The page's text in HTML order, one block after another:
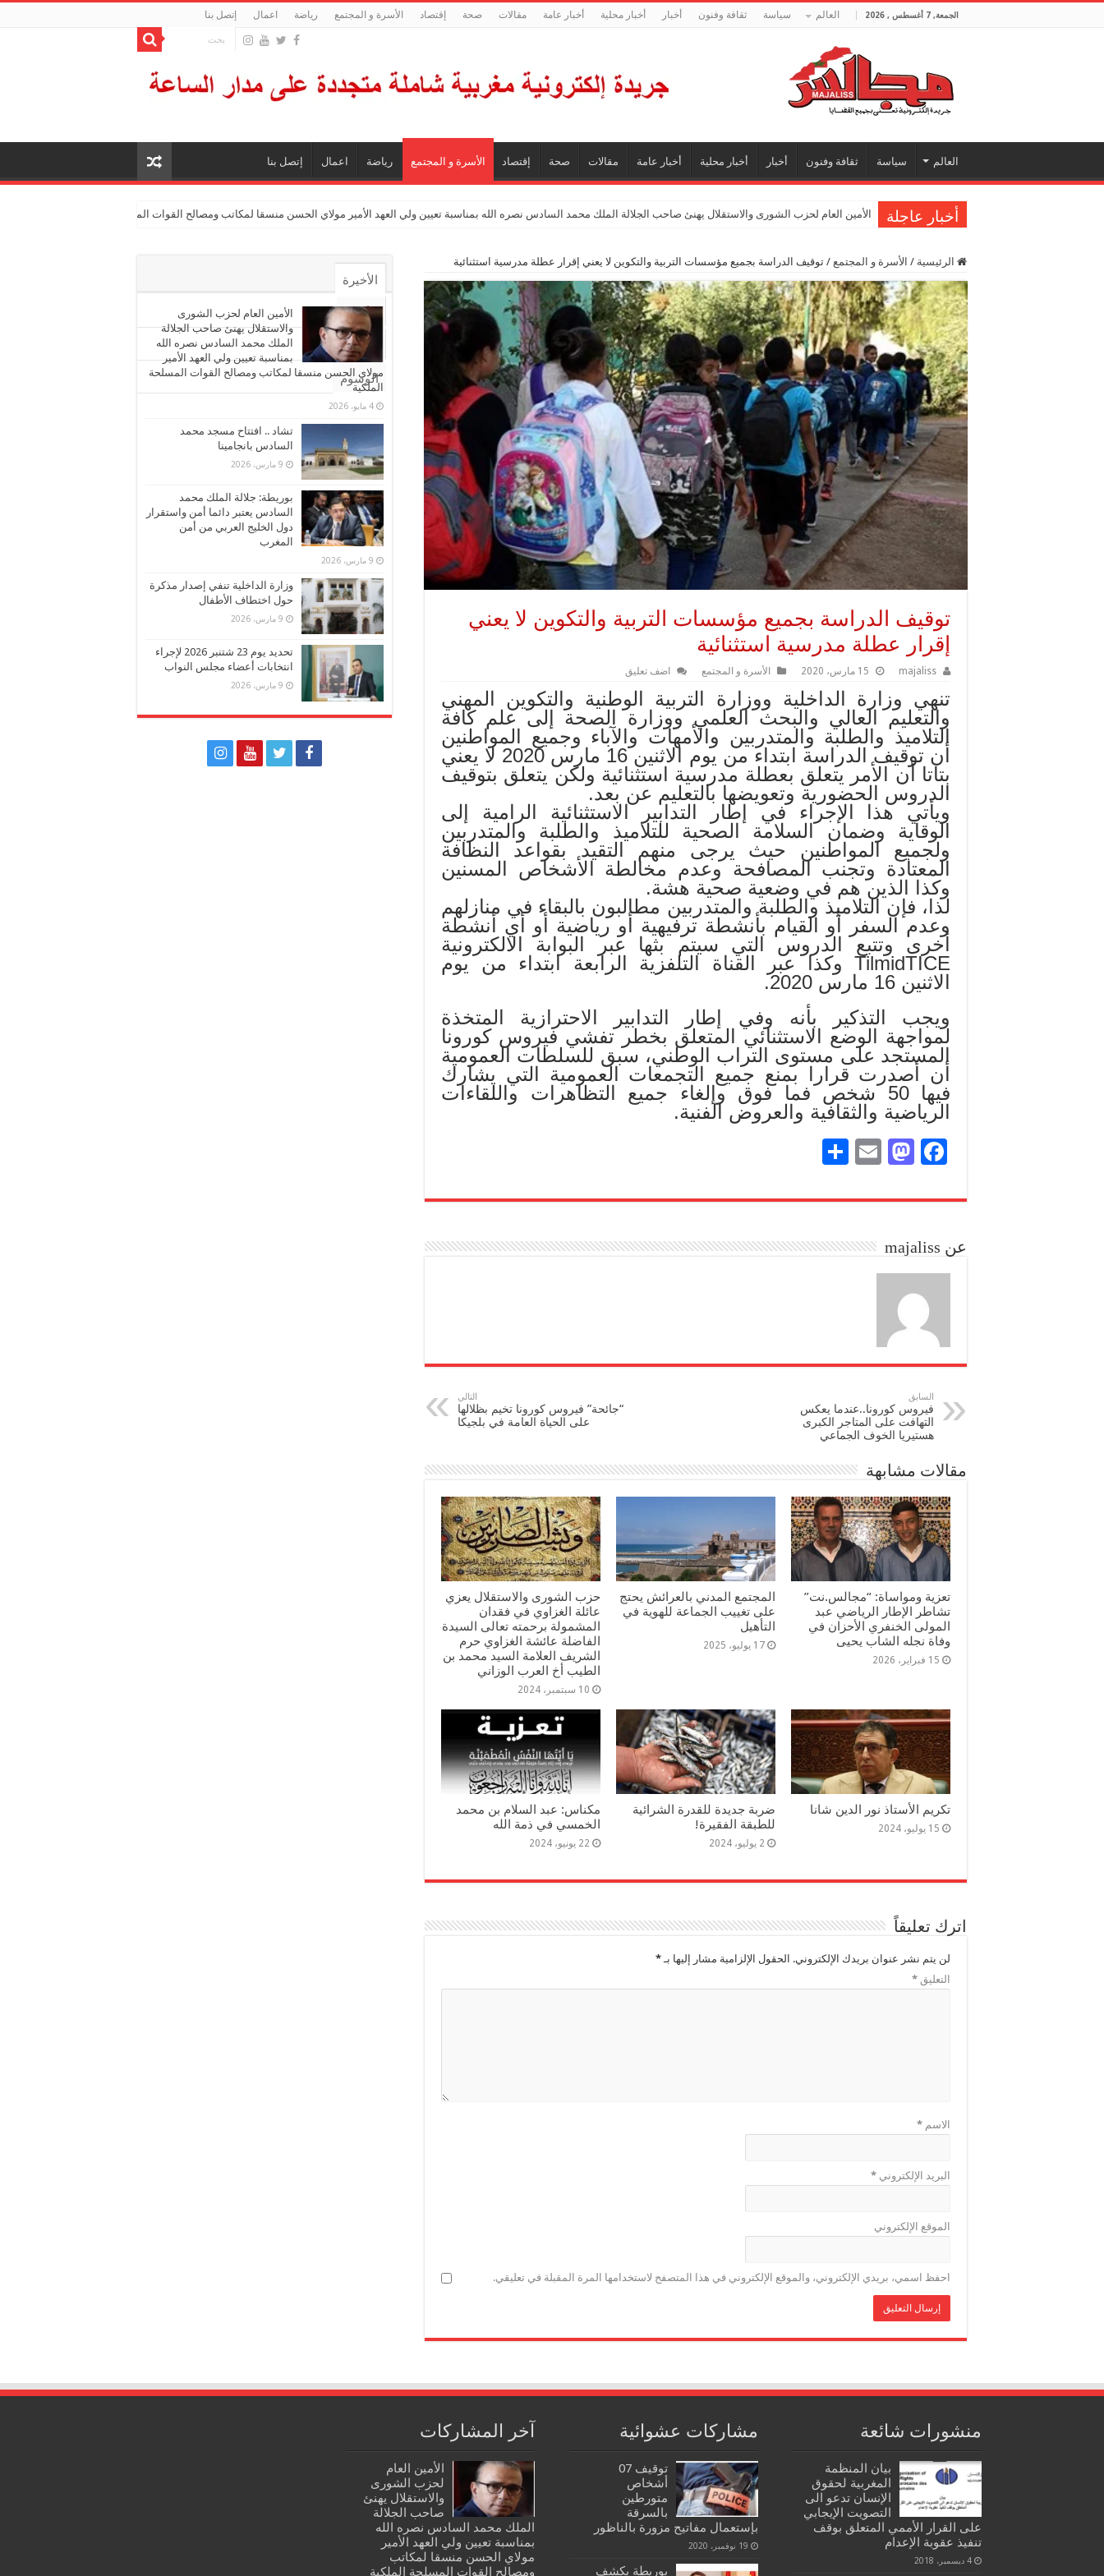
الجمعة, 7 أغسطس , 2026 العالم سياسة ثقافة وفنون أخبار أخبار محلية أخبار عامة مقالات صحة إقتصاد الأسرة و المجتمع رياضة اعمال إتصل بنا
العالم سياسة ثقافة وفنون أخبار أخبار محلية أخبار عامة مقالات صحة إقتصاد الأسرة و المجتمع رياضة اعمال إتصل بنا
أخبار عاجلة الأمين العام لحزب الشورى والاستقلال يهنئ صاحب الجلالة الملك محمد السادس نصره الله بمناسبة تعيين ولي العهد الأمير مولاي الحسن منسقا لمكاتب ومصالح القوات المسلحة الملكية
الرئيسية / الأسرة و المجتمع / توقيف الدراسة بجميع مؤسسات التربية والتكوين لا يعني إقرار عطلة مدرسية استثنائية
توقيف الدراسة بجميع مؤسسات التربية والتكوين لا يعني
إقرار عطلة مدرسية استثنائية
majaliss 15 مارس، 2020 الأسرة و المجتمع اضف تعليق
تنهي وزارة الداخلية ووزارة التربية الوطنية والتكوين المهني
والتعليم العالي والبحث العلمي ووزارة الصحة إلى علم كافة
التلاميذ والطلبة والمتدربين والأمهات والآباء وجميع المواطنين
أن توقيف الدراسة ابتداء من يوم الاثنين 16 مارس 2020 لا يعني
بتاتا أن الأمر يتعلق بعطلة مدرسية استثنائية ولكن يتعلق بتوقيف
الدروس الحضورية وتعويضها بالتعليم عن بعد.
ويأتي هذا الإجراء في إطار التدابير الاستثنائية الرامية إلى
الوقاية وضمان السلامة الصحية للتلاميذ والطلبة والمتدربين
ولجميع المواطنين حيث يرجى منهم التقيد بقواعد النظافة
المعتادة وتجنب المصافحة وعدم مخالطة الأشخاص المسنين
وكذا الذين هم في وضعية صحية هشة.
لذا، فإن التلاميذ والطلبة والمتدربين مطالبون بالبقاء في منازلهم
وعدم السفر أو القيام بأنشطة ترفيهية أو رياضية أو أي أنشطة
أخرى وتتبع الدروس التي سيتم بثها عبر البوابة الالكترونية
TilmidTICE وكذا عبر القناة التلفزية الرابعة ابتداء من يوم
الاثنين 16 مارس 2020.
ويجب التذكير بأنه وفي إطار التدابير الاحترازية المتخذة
لمواجهة الوضع الاستثنائي المتعلق بخطر تفشي فيروس كورونا
المستجد على مستوى التراب الوطني، سبق للسلطات العمومية
أن أصدرت قرارا بمنع جميع التجمعات العمومية التي يشارك
فيها 50 شخص فما فوق وإلغاء جميع التظاهرات واللقاءات
الرياضية والثقافية والعروض الفنية.
Fa
bo
M
to
n
E
ail
re
عن majaliss
السابق
فيروس كورونا..عندما يعكس
التهافت على المتاجر الكبرى
هستيريا الخوف الجماعي
التالي
“جائحة” فيروس كورونا تخيم بظلالها
على الحياة العامة في بلجيكا
مقالات مشابهة
تعزية ومواساة: “مجالس.نت”
تشاطر الإطار الرياضي عبد
المولى الخنفري الأحزان في
وفاة نجله الشاب يحيى
15 فبراير، 2026
المجتمع المدني بالعرائش يحتج
على تغييب الجماعة للهوية في
التأهيل
17 يوليو، 2025
حزب الشورى والاستقلال يعزي
عائلة الغزاوي في فقدان
المشمولة برحمته تعالى السيدة
الفاضلة عائشة الغزاوي حرم
الشريف العلامة السيد محمد بن
الطيب أخ العرب الوزاني
10 سبتمبر، 2024
تكريم الأستاذ نور الدين شانا
15 يوليو، 2024
ضربة جديدة للقدرة الشرائية
للطبقة الفقيرة!
2 يوليو، 2024
مكناس: عبد السلام بن محمد
الخمسي في ذمة الله
22 يونيو، 2024
اترك تعليقاً
لن يتم نشر عنوان بريدك الإلكتروني. الحقول الإلزامية مشار إليها بـ*
التعليق *
الاسم *
البريد الإلكتروني *
الموقع الإلكتروني
احفظ اسمي، بريدي الإلكتروني، والموقع الإلكتروني في هذا المتصفح لاستخدامها المرة المقبلة في تعليقي.
الأخيرة
الأشهر
تعليقات
الوسوم
الأمين العام لحزب الشورى
والاستقلال يهنئ صاحب الجلالة
الملك محمد السادس نصره الله
بمناسبة تعيين ولي العهد الأمير
مولاي الحسن منسقا لمكاتب ومصالح القوات المسلحة
الملكية
4 مايو، 2026
تشاد .. افتتاح مسجد محمد
السادس بانجامينا
9 مارس، 2026
بوريطة: جلالة الملك محمد
السادس يعتبر دائما أمن واستقرار
دول الخليج العربي من أمن
المغرب
9 مارس، 2026
وزارة الداخلية تنفي إصدار مذكرة
حول اختطاف الأطفال
9 مارس، 2026
تحديد يوم 23 شتنبر 2026 لإجراء
انتخابات أعضاء مجلس النواب
9 مارس، 2026
منشورات شائعة
بيان المنظمة
المغربية لحقوق
الإنسان تدعو الى
التصويت الإيجابي
على القرار الأممي المتعلق بوقف
تنفيذ عقوبة الإعدام
4 ديسمبر، 2018
مشاركات عشوائية
توقيف 07
أشخاص
متورطين
بالسرقة
بإستعمال مفاتيح مزورة بالناظور
19 نوفمبر، 2020
بوريطة يكشف
آخر المشاركات
الأمين العام
لحزب الشورى
والاستقلال يهنئ
صاحب الجلالة
الملك محمد السادس نصره الله
بمناسبة تعيين ولي العهد الأمير
مولاي الحسن منسقا لمكاتب
ومصالح القوات المسلحة الملكية